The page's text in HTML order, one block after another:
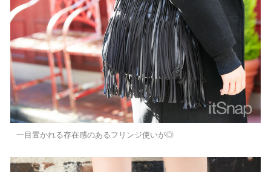
一目置かれる存在感のあるフリンジ使いが◎